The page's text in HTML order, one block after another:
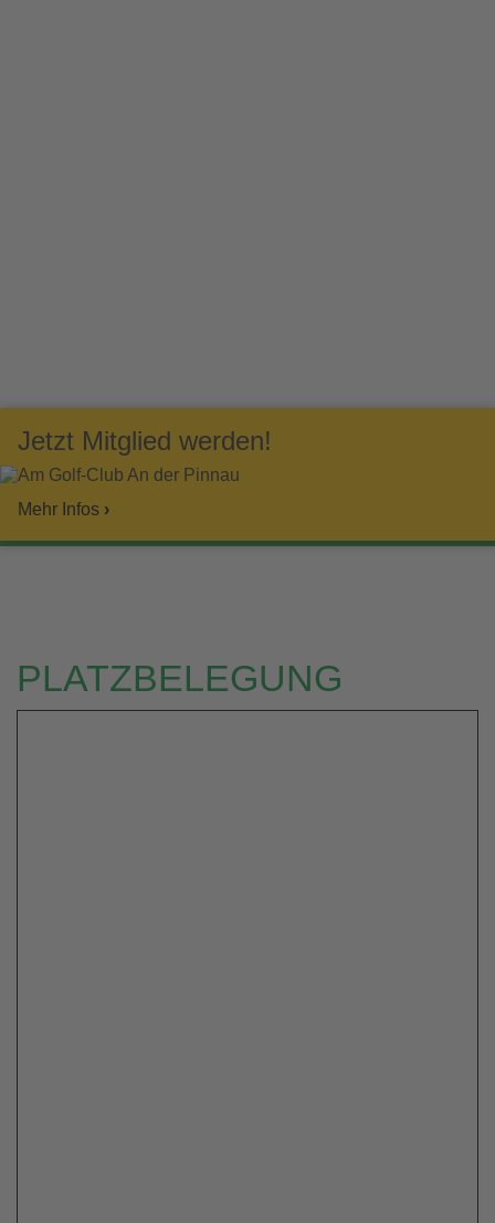
Jetzt Mitglied werden!
Am Golf-Club An der Pinnau
Mehr Infos ›
PLATZBELEGUNG